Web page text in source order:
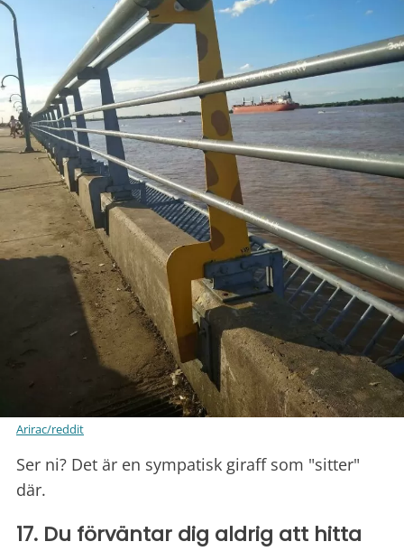
Arirac/reddit
Ser ni? Det är en sympatisk giraff som "sitter"
där.
17. Du förväntar dig aldrig att hitta